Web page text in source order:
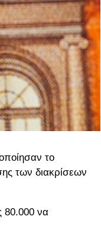
το
των διακρίσεων
80.000 να